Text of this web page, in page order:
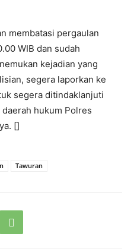
membatasi pergaulan
WIB dan sudah
kejadian yang
segera laporkan ke
segera ditindaklanjuti
hukum Polres
[]
Tawuran